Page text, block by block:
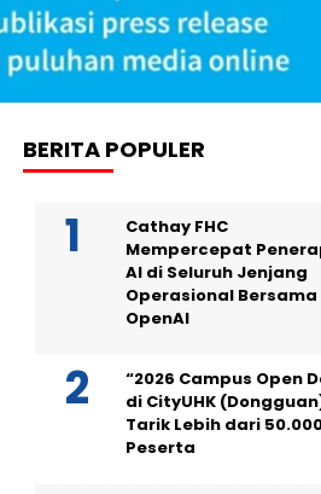
BERITA POPULER
Cathay FHC
Mempercepat
AI di Seluruh Jenjang
Operasional Bersama
OpenAI
“2026 Campus Open
di CityUHK
Tarik Lebih dari
Peserta